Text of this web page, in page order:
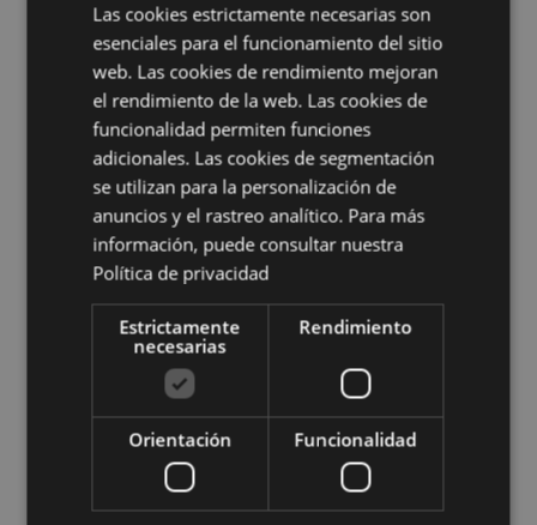
Irlanda, Isla de Man (Reino Unido), Italia (continental),
Jersey (Islas del Canal), Kuwait, Letonia, Liechtenstein,
Lituania, Luxemburgo, Macedonia del Norte, Madeira
(Portugal), Malta, Martinica, Mayotte, Mónaco,
Montenegro, Países Bajos, Noruega, Polonia, Portugal
(continental), Reunión, Rumanía, San Martín (parte
francesa), San Marino, Arabia Saudita, Serbia, Sicilia
(Italia), Eslovaquia, Eslovenia, España (continental),
Suecia, Suiza, Ucrania, Emiratos Árabes Unidos, Reino
Unido (continental), Reino Unido (Irlanda del Norte,
Tierras Altas e Islas)
Información complementaria:
¿Quieres saber más acerca de los métodos de trabajo
de Puckator?Encuentra todo lo que necesitas saber
guía de compra del cliente.
Las cookies estrictamente necesarias son
esenciales para el funcionamiento del sitio
web. Las cookies de rendimiento mejoran
el rendimiento de la web. Las cookies de
funcionalidad permiten funciones
adicionales. Las cookies de segmentación
se utilizan para la personalización de
anuncios y el rastreo analítico. Para más
información, puede consultar nuestra
Política de privacidad
Estrictamente
necesarias
Rendimiento
Orientación Funcionalidad